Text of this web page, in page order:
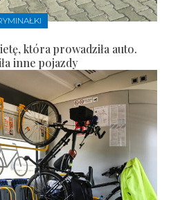
która prowadziła auto.
inne pojazdy